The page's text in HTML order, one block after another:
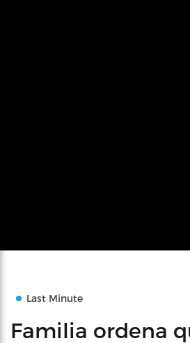
Last Minute
Familia ordena